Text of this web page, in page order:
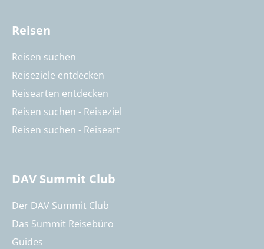
Reisen
Reisen suchen
Reiseziele entdecken
Reisearten entdecken
Reisen suchen - Reiseziel
Reisen suchen - Reiseart
DAV Summit Club
Der DAV Summit Club
Das Summit Reisebüro
Guides